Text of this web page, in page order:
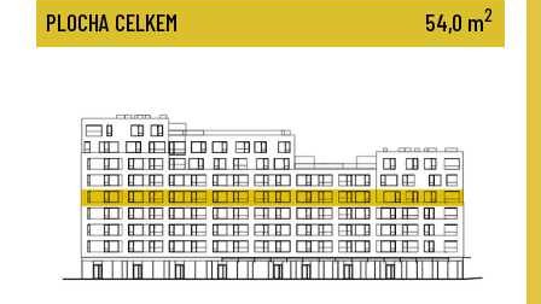
PLOCHA CELKEM 54,0 m2